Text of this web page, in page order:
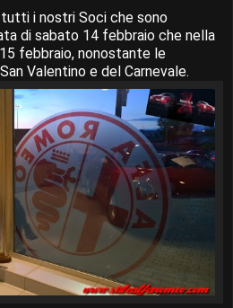
i nostri Soci che sono
di sabato 14 febbraio che nella
febbraio, nonostante le
Valentino e del Carnevale.